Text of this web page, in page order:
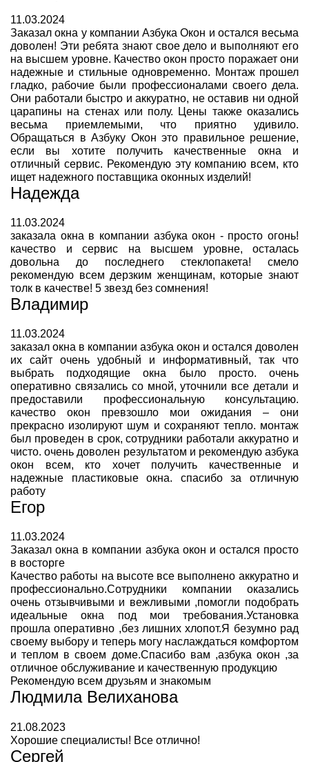
11.03.2024
Заказал окна у компании Азбука Окон и остался весьма
доволен! Эти ребята знают свое дело и выполняют его
на высшем уровне. Качество окон просто поражает они
надежные и стильные одновременно. Монтаж прошел
гладко, рабочие были профессионалами своего дела.
Они работали быстро и аккуратно, не оставив ни одной
царапины на стенах или полу. Цены также оказались
весьма приемлемыми, что приятно удивило.
Обращаться в Азбуку Окон это правильное решение,
если вы хотите получить качественные окна и
отличный сервис. Рекомендую эту компанию всем, кто
ищет надежного поставщика оконных изделий!
Надежда
11.03.2024
заказала окна в компании азбука окон - просто огонь!
качество и сервис на высшем уровне, осталась
довольна до последнего стеклопакета! смело
рекомендую всем дерзким женщинам, которые знают
толк в качестве! 5 звезд без сомнения!
Владимир
11.03.2024
заказал окна в компании азбука окон и остался доволен
их сайт очень удобный и информативный, так что
выбрать подходящие окна было просто. очень
оперативно связались со мной, уточнили все детали и
предоставили профессиональную консультацию.
качество окон превзошло мои ожидания – они
прекрасно изолируют шум и сохраняют тепло. монтаж
был проведен в срок, сотрудники работали аккуратно и
чисто. очень доволен результатом и рекомендую азбука
окон всем, кто хочет получить качественные и
надежные пластиковые окна. спасибо за отличную
работу
Егор
11.03.2024
Заказал окна в компании азбука окон и остался просто
в восторге
Качество работы на высоте все выполнено аккуратно и
профессионально.Сотрудники компании оказались
очень отзывчивыми и вежливыми ,помогли подобрать
идеальные окна под мои требования.Установка
прошла оперативно ,без лишних хлопот.Я безумно рад
своему выбору и теперь могу наслаждаться комфортом
и теплом в своем доме.Спасибо вам ,азбука окон ,за
отличное обслуживание и качественную продукцию
Рекомендую всем друзьям и знакомым
Людмила Велиханова
21.08.2023
Хорошие специалисты! Все отлично!
Сергей